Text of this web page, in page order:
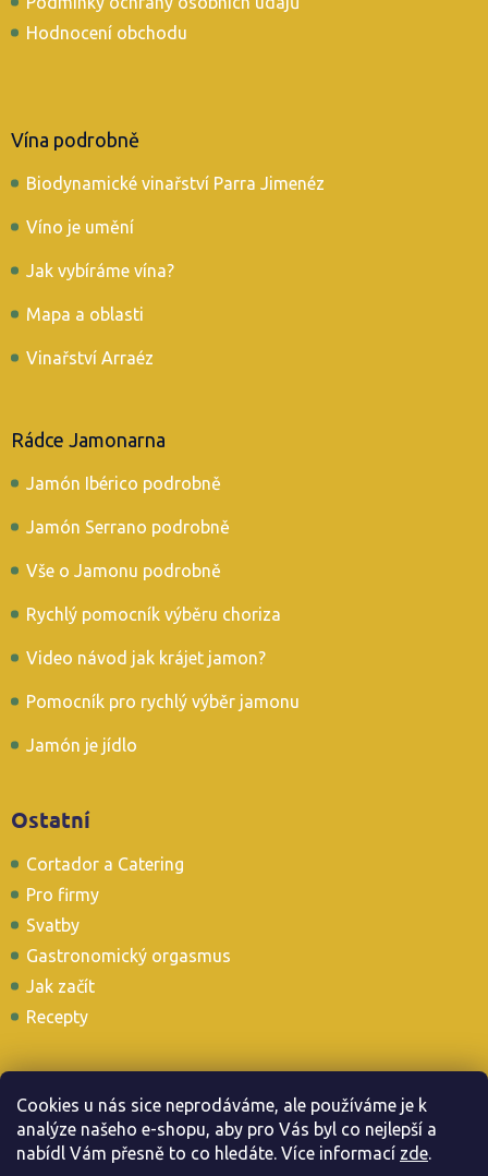
Cookies u nás sice neprodáváme, ale používáme je k
analýze našeho e-shopu, aby pro Vás byl co nejlepší a
nabídl Vám přesně to co hledáte. Více informací zde.
Hodnocení obchodu
Vína podrobně
Biodynamické vinařství Parra Jimenéz
Víno je umění
Jak vybíráme vína?
Mapa a oblasti
Vinařství Arraéz
Rádce Jamonarna
Jamón Ibérico podrobně
Jamón Serrano podrobně
Vše o Jamonu podrobně
Rychlý pomocník výběru choriza
Video návod jak krájet jamon?
Pomocník pro rychlý výběr jamonu
Jamón je jídlo
Ostatní
Cortador a Catering
Pro firmy
Svatby
Gastronomický orgasmus
Jak začít
Recepty
Stavte se i u nás v Tapas Baru